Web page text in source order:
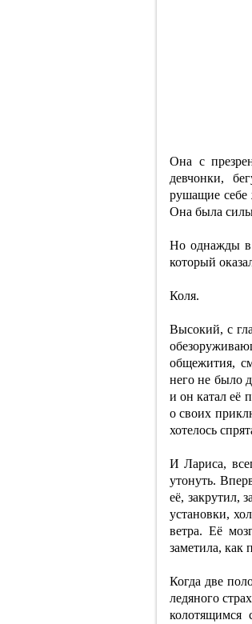
Она с
девчонки,
рушащие себе
Она была
Но однажды в
который
Коля.
Высокий, с
общежития,
него не было
и он катал её
о своих
хотелось
И Лариса,
утонуть.
её, закрутил,
установки,
ветра. Её
заметила, как
Когда две
ледяного
колотящимся